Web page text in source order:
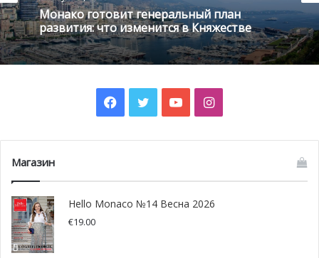
доброжелательными словами
: “Мы молимся, чтобы это
учреждение было светом для молодых людей в их
поиске правды». Его речь была поддержанаСержем
Теллем
здание, как многие другие, — оно символизирует союз
между душой и духом».
Сейчас школа может похвастаться не только
Монако готовит генеральный план
развития: что изменится в Княжестве
Facebook
TwitterYouTubeInstagram
Магазин
Hello Monaco №14 Весна 2026
€19.00